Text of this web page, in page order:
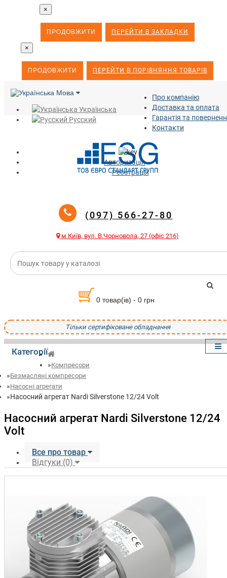
×
ПРОДОВЖИТИ ПЕРЕЙТИ В ЗАКЛАДКИ
×
ПРОДОВЖИТИ ПЕРЕЙТИ В ПОРІВНЯННЯ ТОВАРІВ
Мова
Українська
Русский
Про компанію
Доставка та оплата
Гарантія та
Контакти
Авторизація
Реєстрація
(097) 566-27-80
м.Київ, вул. В.Чорновола, 27 (офіс 216)
0 товар(ів) - 0 грн
Тільки сертифіковане обладнання
Категорії
Компресори
Безмасляні компресори
Насосні агрегати
Насосний агрегат Nardi Silverstone 12/24 Volt
Насосний агрегат Nardi Silverstone 12/24
Volt
Все про товар
Відгуки (0)